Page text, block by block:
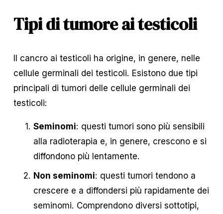
Tipi di tumore ai testicoli
Il cancro ai testicoli ha origine, in genere, nelle
cellule germinali dei testicoli. Esistono due tipi
principali di tumori delle cellule germinali dei
testicoli:
Seminomi: questi tumori sono più sensibili
alla radioterapia e, in genere, crescono e si
diffondono più lentamente.
Non seminomi: questi tumori tendono a
crescere e a diffondersi più rapidamente dei
seminomi. Comprendono diversi sottotipi,